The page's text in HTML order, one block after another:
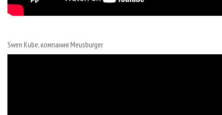
Swen Kube, компания Meusburger